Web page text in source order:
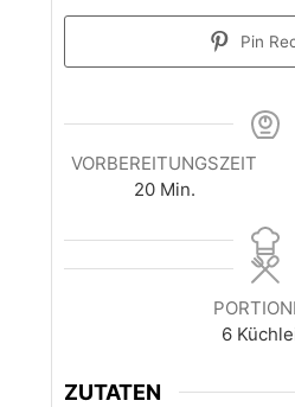
Pin
VORBEREITUNGSZEIT
20Minuten
Min.
6
ZUTATEN